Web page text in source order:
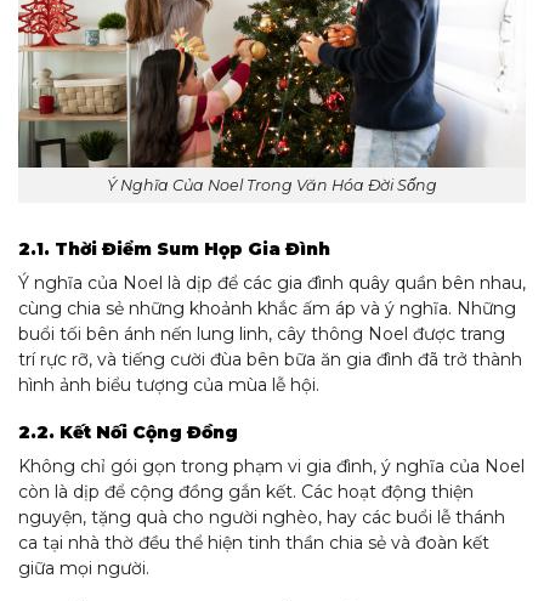
Ý Nghĩa Của Noel Trong Văn Hóa Đời Sống
2.1. Thời Điểm Sum Họp Gia Đình
Ý nghĩa của Noel là dịp để các gia đình quây quần bên nhau,
cùng chia sẻ những khoảnh khắc ấm áp và ý nghĩa. Những
buổi tối bên ánh nến lung linh, cây thông Noel được trang
trí rực rỡ, và tiếng cười đùa bên bữa ăn gia đình đã trở thành
hình ảnh biểu tượng của mùa lễ hội.
2.2. Kết Nối Cộng Đồng
Không chỉ gói gọn trong phạm vi gia đình, ý nghĩa của Noel
còn là dịp để cộng đồng gắn kết. Các hoạt động thiện
nguyện, tặng quà cho người nghèo, hay các buổi lễ thánh
ca tại nhà thờ đều thể hiện tinh thần chia sẻ và đoàn kết
giữa mọi người.